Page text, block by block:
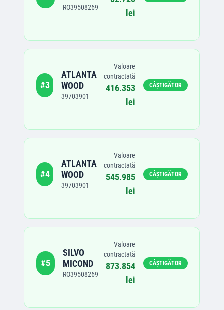
RO39508269
lei
#3
ATLANTA
WOOD
39703901
Valoare
contractată
416.353
lei
CÂȘTIGĂTOR
#4
ATLANTA
WOOD
39703901
Valoare
contractată
545.985
lei
CÂȘTIGĂTOR
#5
SILVO
MICOND
RO39508269
Valoare
contractată
873.854
lei
CÂȘTIGĂTOR